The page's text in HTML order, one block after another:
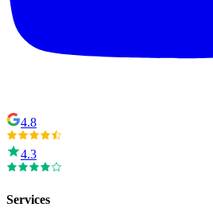
4.8
4.3
Services